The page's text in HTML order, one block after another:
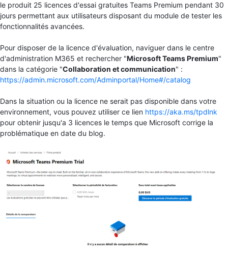
le produit 25 licences d'essai gratuites Teams Premium pendant 30
jours permettant aux utilisateurs disposant du module de tester les
fonctionnalités avancées.
Pour disposer de la licence d'évaluation, naviguer dans le centre
d'administration M365 et rechercher "Microsoft Teams Premium"
dans la catégorie "Collaboration et communication" :
https://admin.microsoft.com/Adminportal/Home#/catalog
Dans la situation ou la licence ne serait pas disponible dans votre
environnement, vous pouvez utiliser ce lien https://aka.ms/tpdlnk
pour obtenir jusqu'a 3 licences le temps que Microsoft corrige la
problématique en date du blog.